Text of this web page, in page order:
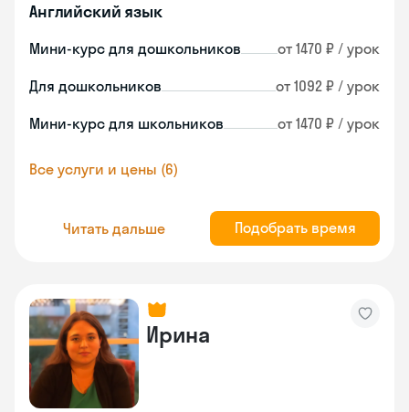
Английский язык
Мини-курс для дошкольников от 1470 ₽ / урок
Для дошкольников от 1092 ₽ / урок
Мини-курс для школьников от 1470 ₽ / урок
Все услуги и цены (6)
Читать дальше Подобрать время
Ирина